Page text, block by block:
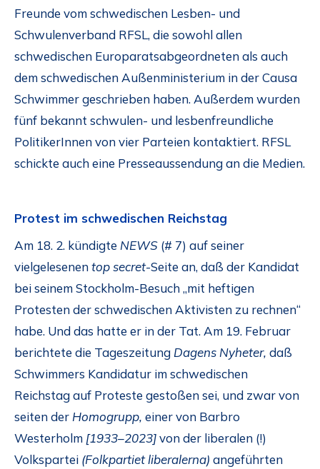
Freunde vom schwedischen Lesben- und
Schwulenverband RFSL, die sowohl allen
schwedischen Europaratsabgeordneten als auch
dem schwedischen Außenministerium in der Causa
Schwimmer geschrieben haben. Außerdem wurden
fünf bekannt schwulen- und lesbenfreundliche
PolitikerInnen von vier Parteien kontaktiert. RFSL
schickte auch eine Presseaussendung an die Medien.
Protest im schwedischen Reichstag
Am 18. 2. kündigte NEWS (# 7) auf seiner
vielgelesenentop secret-Seite an, daß der Kandidat
bei seinem Stockholm-Besuch „mit heftigen
Protesten der schwedischen Aktivisten zu rechnen“
habe. Und das hatte er in der Tat. Am 19. Februar
berichtete die Tageszeitung Dagens Nyheter, daß
Schwimmers Kandidatur im schwedischen
Reichstag auf Proteste gestoßen sei, und zwar von
seiten der Homogrupp, einer von Barbro
Westerholm [1933–2023]von der liberalen (!)
Volkspartei (Folkpartiet liberalerna) angeführten